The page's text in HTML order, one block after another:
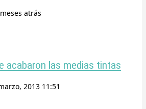
atrás
acabaron las medias tintas
2013 11:51